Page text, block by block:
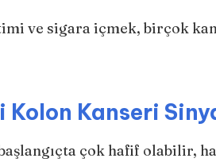
ve sigara içmek, birçok
Kolon Kanseri
çok hafif olabilir,